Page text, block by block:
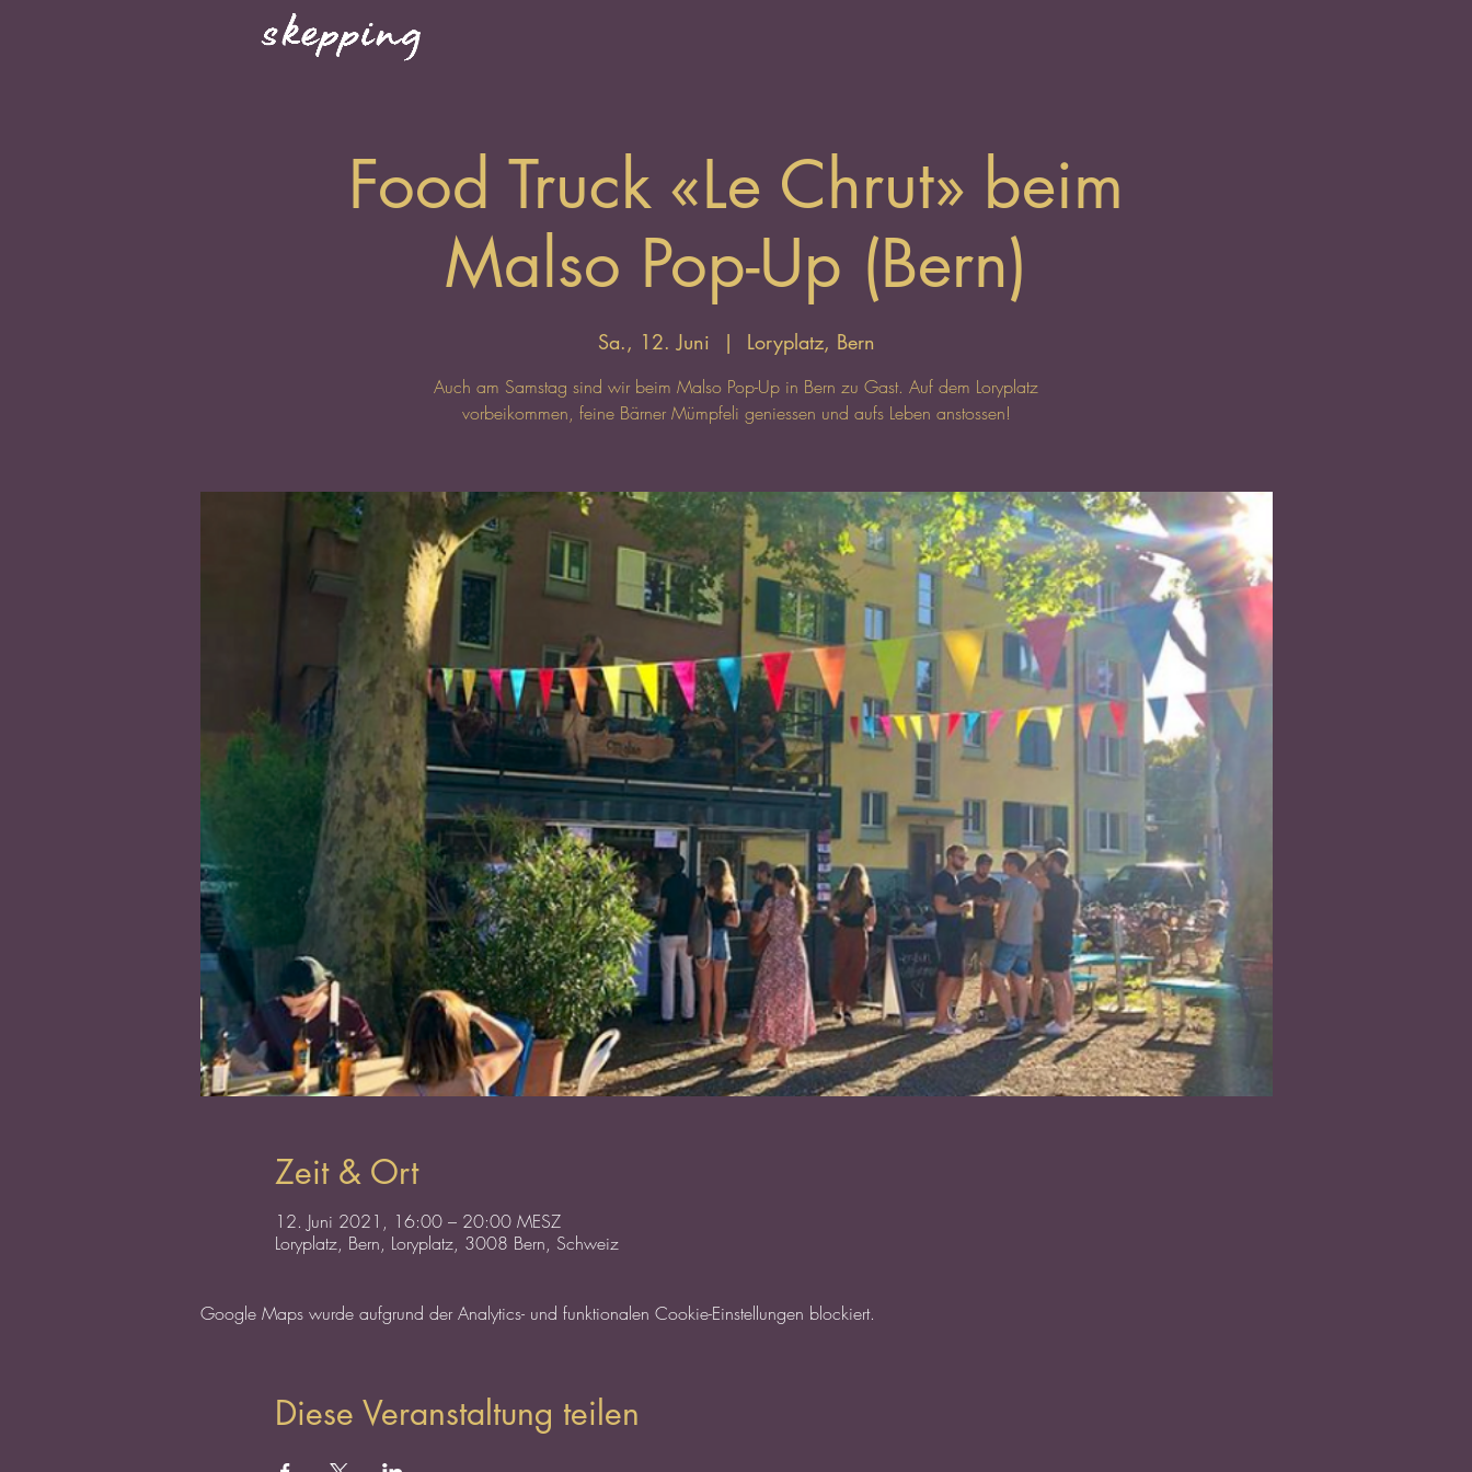
Food Truck «Le Chrut» beim
Malso Pop-Up (Bern)
Sa., 12. Juni
  |
Loryplatz, Bern
Auch am Samstag sind wir beim Malso Pop-Up in Bern zu Gast. Auf dem Loryplatz
vorbeikommen, feine Bärner Mümpfeli geniessen und aufs Leben anstossen!
Zeit & Ort
12. Juni 2021, 16:00 – 20:00 MESZ
Loryplatz, Bern, Loryplatz, 3008 Bern, Schweiz
Google Maps wurde aufgrund der Analytics- und funktionalen Cookie-Einstellungen blockiert.
Diese Veranstaltung teilen